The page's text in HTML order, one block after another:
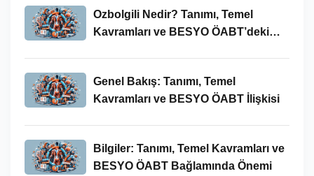
Ozbolgili Nedir? Tanımı, Temel
Kavramları ve BESYO ÖABT’deki
Genel Bakış: Tanımı, Temel
Kavramları ve BESYO ÖABT İlişkisi
Bilgiler: Tanımı, Temel Kavramları ve
BESYO ÖABT Bağlamında Önemi